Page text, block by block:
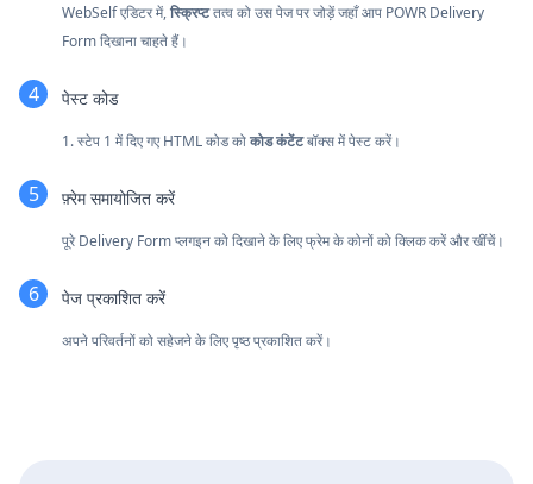
WebSelf एडिटर में,स्क्रिप्टतत्व को उस पेज पर जोड़ें जहाँ आप POWR Delivery
Form दिखाना चाहते हैं।
पेस्ट कोड
1. स्टेप 1 में दिए गए HTML कोड कोकोड कंटेंटबॉक्स में पेस्ट करें।
फ़्रेम समायोजित करें
पूरे Delivery Form प्लगइन को दिखाने के लिए फ्रेम के कोनों को क्लिक करें और खींचें।
पेज प्रकाशित करें
अपने परिवर्तनों को सहेजने के लिए पृष्ठ प्रकाशित करें।